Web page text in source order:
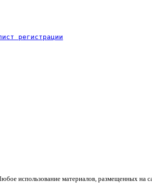
регистрации
использование материалов, размещенных на